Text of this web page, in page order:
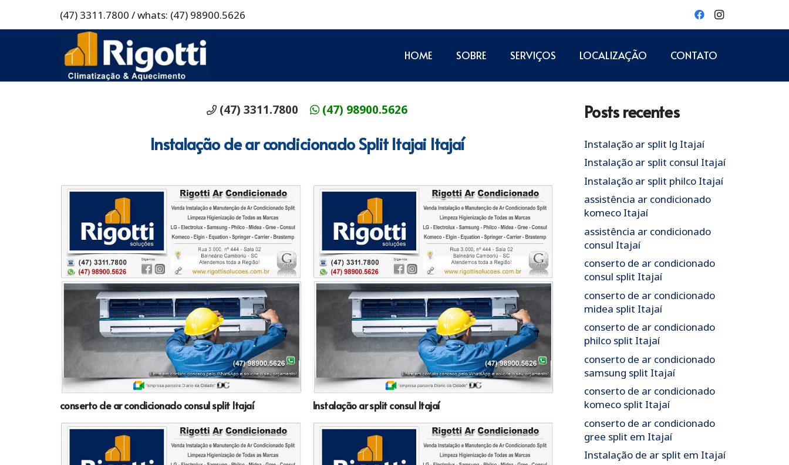
(47) 3311.7800 / whats: (47) 98900.5626
HOME SOBRE SERVIÇOS LOCALIZAÇÃO CONTATO
(47) 3311.7800 (47) 98900.5626
Instalação de ar condicionado Split Itajai Itajaí
conserto de ar condicionado consul split Itajaí Instalação ar split consul Itajaí
Posts recentes
Instalação ar split lg Itajaí
Instalação ar split consul Itajaí
Instalação ar split philco Itajaí
assistência ar condicionado
komeco Itajaí
assistência ar condicionado
consul Itajaí
conserto de ar condicionado
consul split Itajaí
conserto de ar condicionado
midea split Itajaí
conserto de ar condicionado
philco split Itajaí
conserto de ar condicionado
samsung split Itajaí
conserto de ar condicionado
komeco split Itajaí
conserto de ar condicionado
gree split em Itajaí
Instalação de ar split em Itajaí